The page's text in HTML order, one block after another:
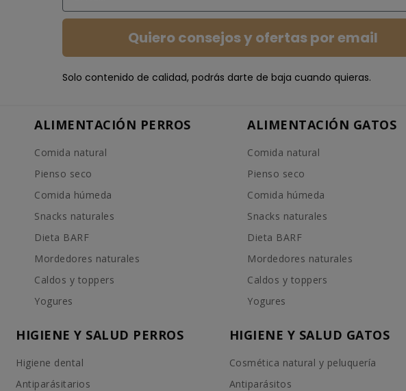
Quiero consejos y ofertas por email
Solo contenido de calidad, podrás darte de baja cuando quieras.
ALIMENTACIÓN PERROS
Comida natural
Pienso seco
Comida húmeda
Snacks naturales
Dieta BARF
Mordedores naturales
Caldos y toppers
Yogures
ALIMENTACIÓN GATOS
Comida natural
Pienso seco
Comida húmeda
Snacks naturales
Dieta BARF
Mordedores naturales
Caldos y toppers
Yogures
HIGIENE Y SALUD PERROS
Higiene dental
Antiparásitarios
HIGIENE Y SALUD GATOS
Cosmética natural y peluquería
Antiparásitos